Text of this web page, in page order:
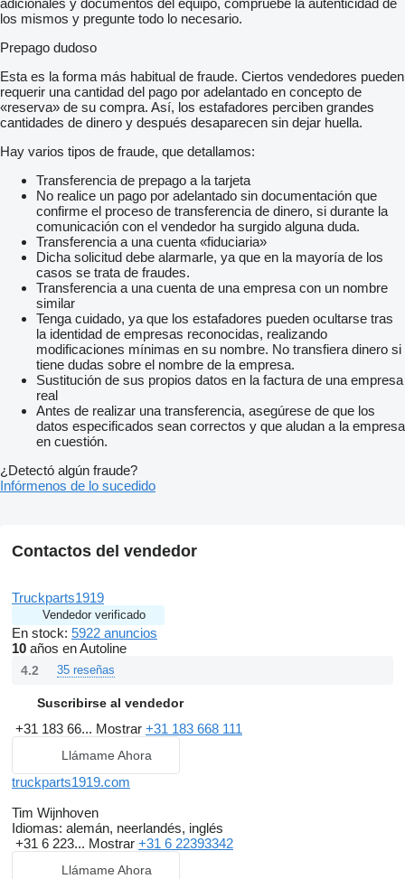
adicionales y documentos del equipo, compruebe la autenticidad de
los mismos y pregunte todo lo necesario.
Prepago dudoso
Esta es la forma más habitual de fraude. Ciertos vendedores pueden
requerir una cantidad del pago por adelantado en concepto de
«reserva» de su compra. Así, los estafadores perciben grandes
cantidades de dinero y después desaparecen sin dejar huella.
Hay varios tipos de fraude, que detallamos:
Transferencia de prepago a la tarjeta
No realice un pago por adelantado sin documentación que
confirme el proceso de transferencia de dinero, si durante la
comunicación con el vendedor ha surgido alguna duda.
Transferencia a una cuenta «fiduciaria»
Dicha solicitud debe alarmarle, ya que en la mayoría de los
casos se trata de fraudes.
Transferencia a una cuenta de una empresa con un nombre
similar
Tenga cuidado, ya que los estafadores pueden ocultarse tras
la identidad de empresas reconocidas, realizando
modificaciones mínimas en su nombre. No transfiera dinero si
tiene dudas sobre el nombre de la empresa.
Sustitución de sus propios datos en la factura de una empresa
real
Antes de realizar una transferencia, asegúrese de que los
datos especificados sean correctos y que aludan a la empresa
en cuestión.
¿Detectó algún fraude?
Infórmenos de lo sucedido
Contactos del vendedor
Truckparts1919
Vendedor verificado
En stock: 5922 anuncios
10 años en Autoline
4.2 35 reseñas
Suscribirse al vendedor
+31 183 66... Mostrar +31 183 668 111
Llámame Ahora
truckparts1919.com
Tim Wijnhoven
Idiomas: alemán, neerlandés, inglés
+31 6 223... Mostrar +31 6 22393342
Llámame Ahora